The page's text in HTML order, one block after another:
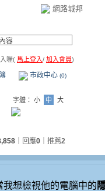
網路城邦
喔( 馬上登入/ 加入會員)
市政中心 (0)
字體： 小 中 大
｜回應0 推薦2
想檢視他的電腦中的